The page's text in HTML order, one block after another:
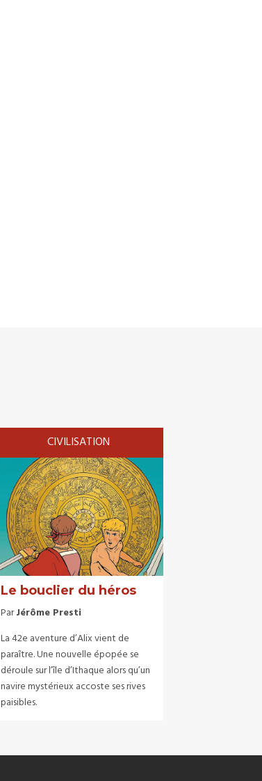
CIVILISATION
Le bouclier du héros
ParJérôme Presti
La 42e aventure d’Alix vient de
paraître. Une nouvelle épopée se
déroule sur l’île d’Ithaque alors qu’un
navire mystérieux accoste ses rives
paisibles.